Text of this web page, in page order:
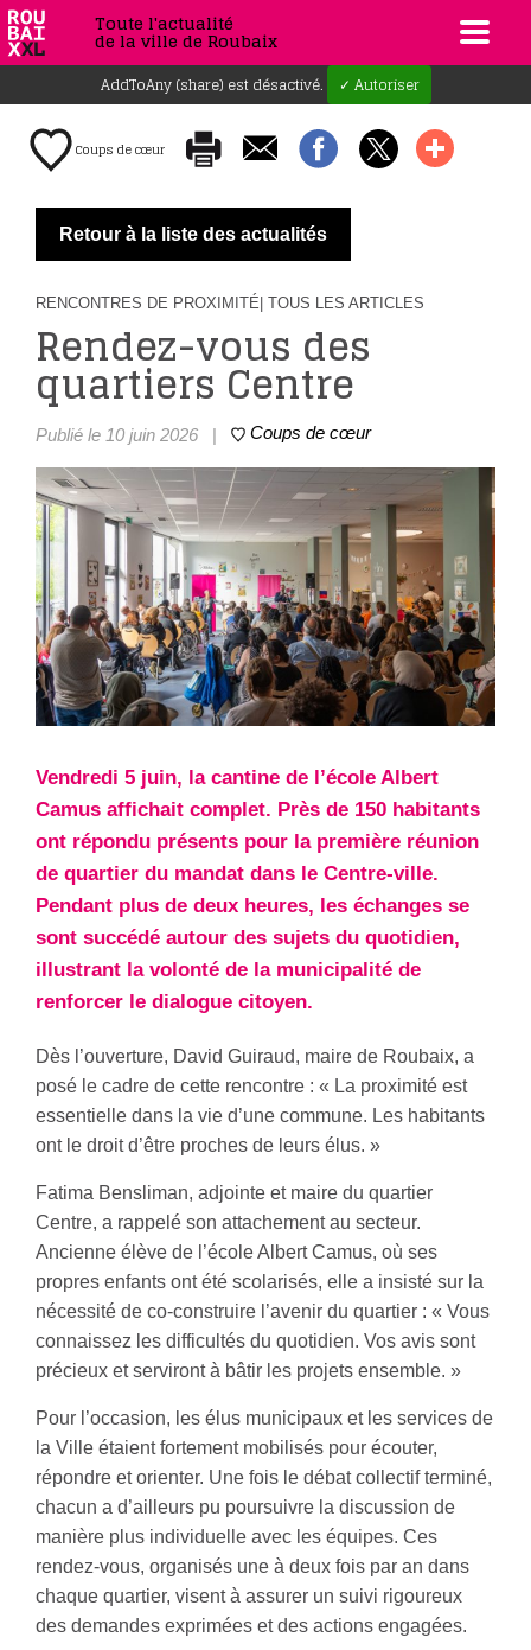
Toute l'actualité
de la ville de Roubaix
AddToAny (share) est désactivé. ✓ Autoriser
Coups de cœur
Retour à la liste des actualités
RENCONTRES DE PROXIMITÉ | TOUS LES ARTICLES
Rendez-vous des
quartiers Centre
Publié le 10 juin 2026 | Coups de cœur
Vendredi 5 juin, la cantine de l’école Albert
Camus affichait complet. Près de 150 habitants
ont répondu présents pour la première réunion
de quartier du mandat dans le Centre-ville.
Pendant plus de deux heures, les échanges se
sont succédé autour des sujets du quotidien,
illustrant la volonté de la municipalité de
renforcer le dialogue citoyen.
Dès l’ouverture, David Guiraud, maire de Roubaix, a
posé le cadre de cette rencontre : « La proximité est
essentielle dans la vie d’une commune. Les habitants
ont le droit d’être proches de leurs élus. »
Fatima Bensliman, adjointe et maire du quartier
Centre, a rappelé son attachement au secteur.
Ancienne élève de l’école Albert Camus, où ses
propres enfants ont été scolarisés, elle a insisté sur la
nécessité de co-construire l’avenir du quartier : « Vous
connaissez les difficultés du quotidien. Vos avis sont
précieux et serviront à bâtir les projets ensemble. »
Pour l’occasion, les élus municipaux et les services de
la Ville étaient fortement mobilisés pour écouter,
répondre et orienter. Une fois le débat collectif terminé,
chacun a d’ailleurs pu poursuivre la discussion de
manière plus individuelle avec les équipes. Ces
rendez-vous, organisés une à deux fois par an dans
chaque quartier, visent à assurer un suivi rigoureux
des demandes exprimées et des actions engagées.